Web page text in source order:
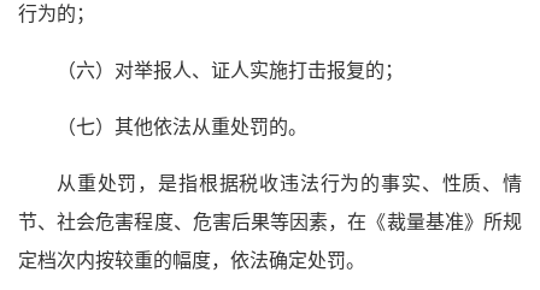
行为的；
（六）对举报人、证人实施打击报复的；
（七）其他依法从重处罚的。
从重处罚，是指根据税收违法行为的事实、性质、情
节、社会危害程度、危害后果等因素，在《裁量基准》所规
定档次内按较重的幅度，依法确定处罚。